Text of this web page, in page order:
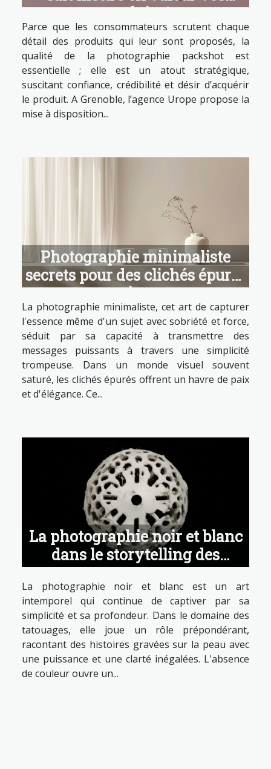
produits !
Parce que les consommateurs scrutent chaque
détail des produits qui leur sont proposés, la
qualité de la photographie packshot est
essentielle ; elle est un atout stratégique,
suscitant confiance, crédibilité et désir d’acquérir
le produit. A Grenoble, l’agence Urope propose la
mise à disposition...
Photographie minimaliste
secrets pour des clichés épurés
et puissants
La photographie minimaliste, cet art de capturer
l'essence même d'un sujet avec sobriété et force,
séduit par sa capacité à transmettre des
messages puissants à travers une simplicité
trompeuse. Dans un monde visuel souvent
saturé, les clichés épurés offrent un havre de paix
et d'élégance. Ce...
La photographie noir et blanc
dans le storytelling des
tatouages
La photographie noir et blanc est un art
intemporel qui continue de captiver par sa
simplicité et sa profondeur. Dans le domaine des
tatouages, elle joue un rôle prépondérant,
racontant des histoires gravées sur la peau avec
une puissance et une clarté inégalées. L'absence
de couleur ouvre un...